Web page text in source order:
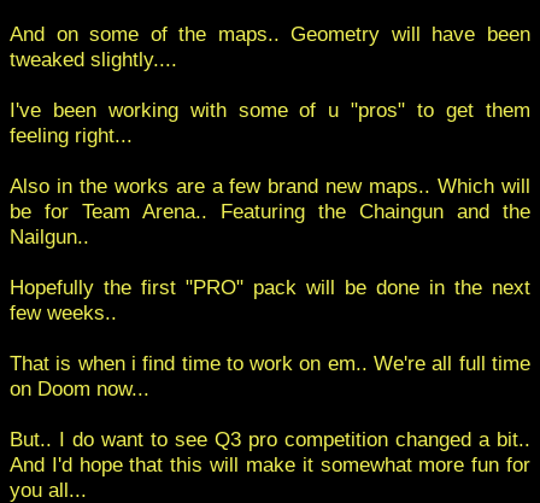
And on some of the maps.. Geometry will have been
tweaked slightly....
I've been working with some of u "pros" to get them
feeling right...
Also in the works are a few brand new maps.. Which will
be for Team Arena.. Featuring the Chaingun and the
Nailgun..
Hopefully the first "PRO" pack will be done in the next
few weeks..
That is when i find time to work on em.. We're all full time
on Doom now...
But.. I do want to see Q3 pro competition changed a bit..
And I'd hope that this will make it somewhat more fun for
you all...